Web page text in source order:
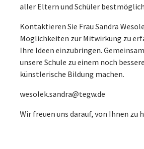
aller Eltern und Schüler
Kontaktieren Sie Frau Sandra
Möglichkeiten zur Mitwirkung zu
Ihre Ideen einzubringen.
unsere Schule zu einem noch
künstlerische Bildung machen.
wesolek.sandra@tegw.de
Wir freuen uns darauf, von Ihnen zu